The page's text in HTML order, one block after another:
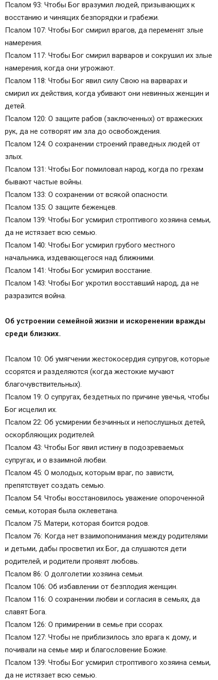
Псалом 93: Чтобы Бог вразумил людей, призывающих к
восстанию и чинящих безпорядки и грабежи.
Псалом 107: Чтобы Бог смирил врагов, да переменят злые
намерения.
Псалом 117: Чтобы Бог смирил варваров и сокрушил их злые
намерения, когда они угрожают.
Псалом 118: Чтобы Бог явил силу Свою на варварах и
смирил их действия, когда убивают они невинных женщин и
детей.
Псалом 120: О защите рабов (заключенных) от вражеских
рук, да не сотворят им зла до освобождения.
Псалом 124: О сохранении строений праведных людей от
злых.
Псалом 131: Чтобы Бог помиловал народ, когда по грехам
бывают частые войны.
Псалом 133: О сохранении от всякой опасности.
Псалом 135: О защите беженцев.
Псалом 139: Чтобы Бог усмирил строптивого хозяина семьи,
да не истязает всю семью.
Псалом 140: Чтобы Бог усмирил грубого местного
начальника, издевающегося над ближними.
Псалом 141: Чтобы Бог усмирил восстание.
Псалом 143: Чтобы Бог укротил восставший народ, да не
разразится война.
Об устроении семейной жизни и искоренении вражды
среди близких.
Псалом 10: Об умягчении жестокосердия супругов, которые
ссорятся и разделяются (когда жестокие мучают
благочувствительных).
Псалом 19: О супругах, бездетных по причине увечья, чтобы
Бог исцелил их.
Псалом 22: Об усмирении безчинных и непослушных детей,
оскорбляющих родителей.
Псалом 43: Чтобы Бог явил истину в подозреваемых
супругах, и о взаимной любви.
Псалом 45: О молодых, которым враг, по зависти,
препятствует создать семью.
Псалом 54: Чтобы восстановилось уважение опороченной
семьи, которая была оклеветана.
Псалом 75: Матери, которая боится родов.
Псалом 76: Когда нет взаимопонимания между родителями
и детьми, дабы просветил их Бог, да слушаются дети
родителей, и родители проявят любовь.
Псалом 86: О долголетии хозяина семьи.
Псалом 106: Об избавлении от безплодия женщин.
Псалом 116: О сохранении любви и согласия в семьях, да
славят Бога.
Псалом 126: О примирении в семье при ссорах.
Псалом 127: Чтобы не приблизилось зло врага к дому, и
почивали на семье мир и благословение Божие.
Псалом 139: Чтобы Бог усмирил строптивого хозяина семьи,
да не истязает всю семью.